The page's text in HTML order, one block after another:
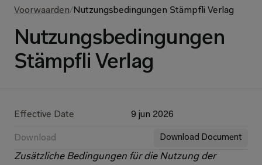
Voorwaarden/Nutzungsbedingungen Stämpfli Verlag
Nutzungsbedingungen
Stämpfli Verlag
Effective Date 9 jun 2026
Download Download Document
Zusätzliche Bedingungen für die Nutzung der